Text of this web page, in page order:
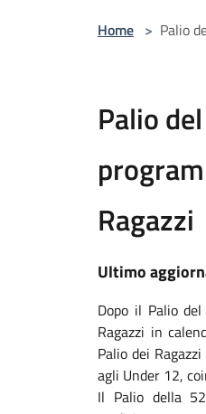
Home > Palio
Palio
Ragazzi
Ultimo
Dopo il Palio
Ragazzi in
Palio dei
agli Under 12,
Il Palio della